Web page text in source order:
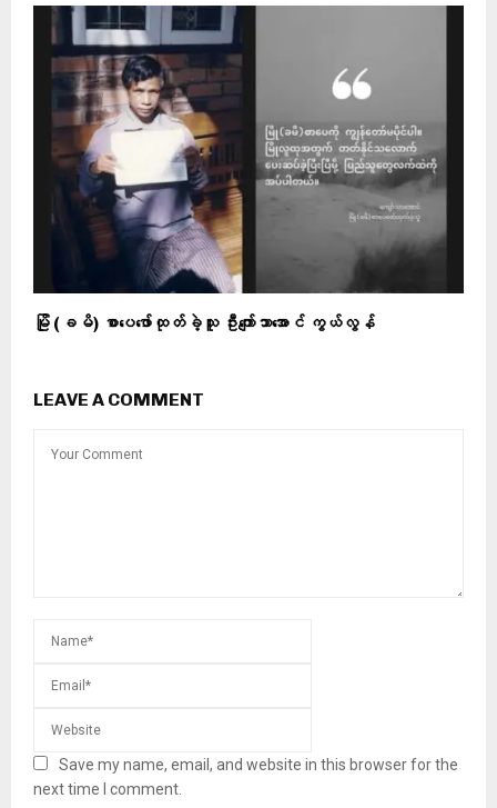
မြို (ခမိ) စာပေဖော်ထုတ်ခဲ့သူ ဦးကျော်သာအောင် ကွယ်လွန်
LEAVE A COMMENT
Save my name, email, and website in this browser for the
next time I comment.